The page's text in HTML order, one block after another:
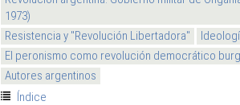
1973)
Resistencia y "Revolución Libertadora"
El peronismo como revolución democrático
Autores argentinos
Índice